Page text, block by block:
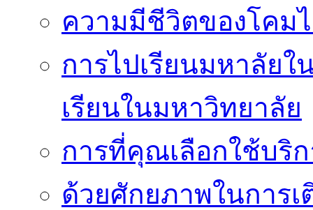
ความมีชีวิตของโคม
การไปเรียนมหาลัยใ
เรียนในมหาวิทยาลัย
การที่คุณเลือกใช้บริ
ด้วยศักยภาพในการเ